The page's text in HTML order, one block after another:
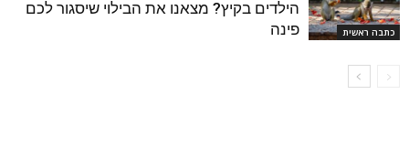
כתבה ראשית
הילדים בקיץ? מצאנו את הבילוי שיסגור לכם
פינה